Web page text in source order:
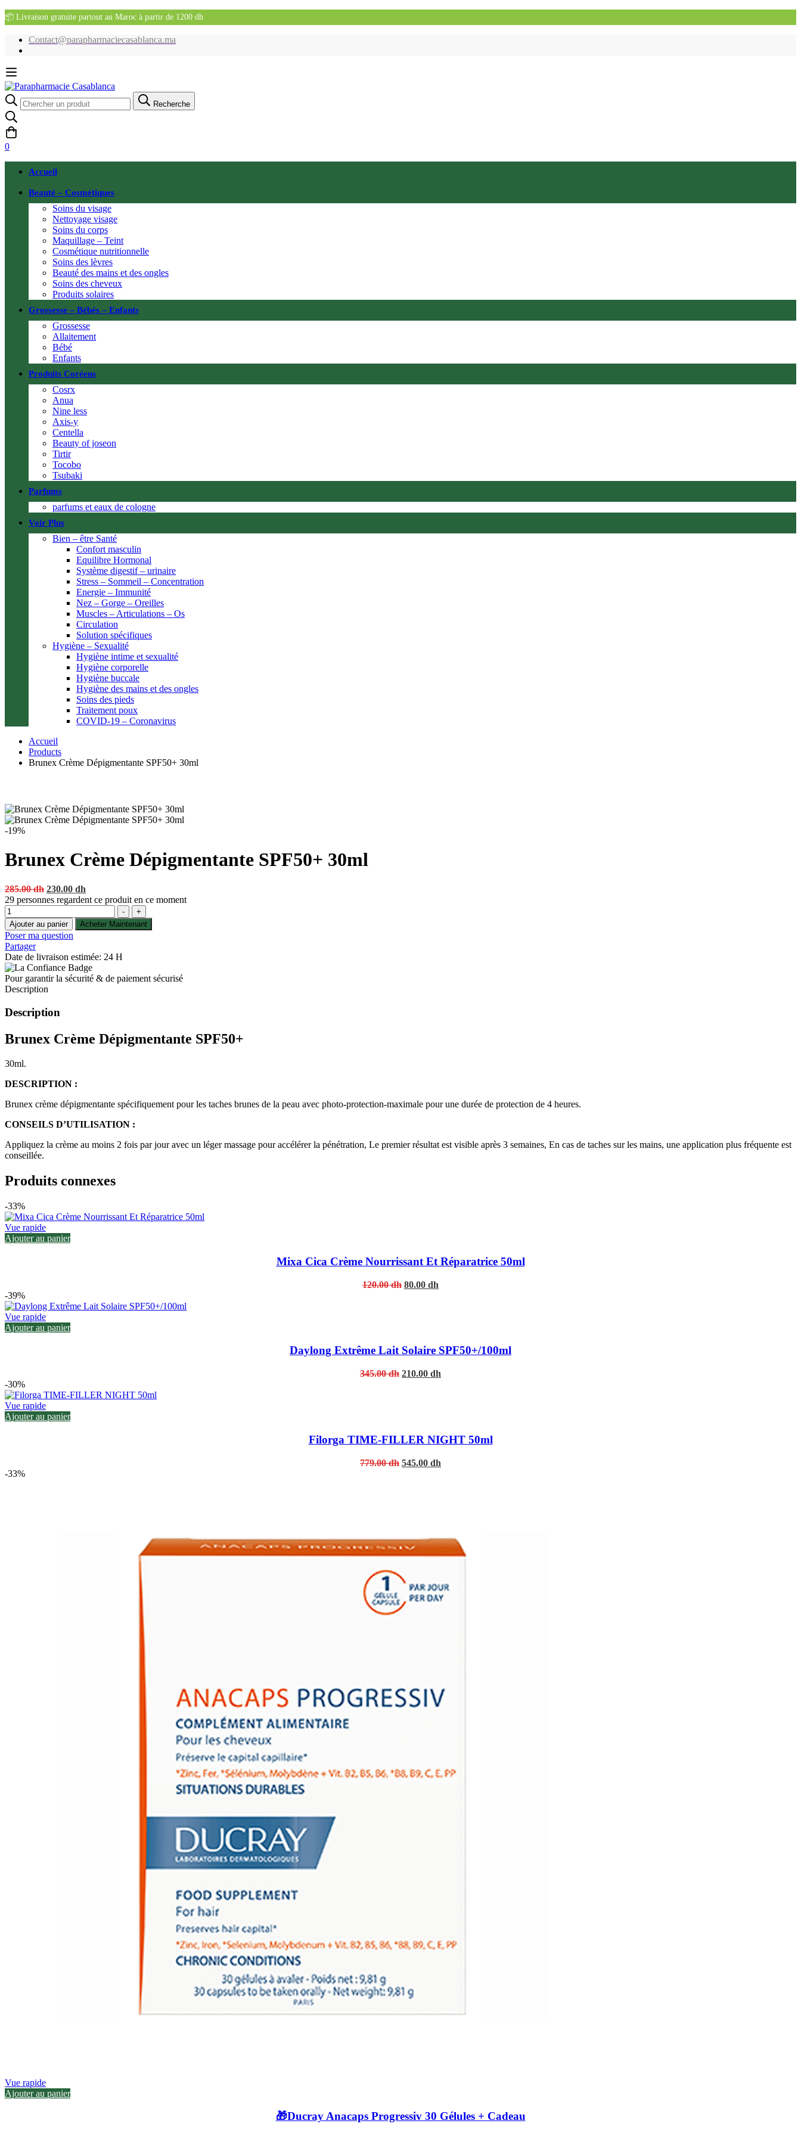
📦 Livraison gratuite partout au Maroc à partir de 1200 dh
Contact@parapharmaciecasablanca.ma
Recherche
pour:
Recherche
0
Accueil
Beauté – Cosmétiques
Soins du visage
Nettoyage visage
Soins du corps
Maquillage – Teint
Cosmétique nutritionnelle
Soins des lèvres
Beauté des mains et des ongles
Soins des cheveux
Produits solaires
Grossesse – Bébés – Enfants
Grossesse
Allaitement
Bébé
Enfants
Produits Coréens
Cosrx
Anua
Nine less
Axis-y
Centella
Beauty of joseon
Tirtir
Tocobo
Tsubaki
Parfums
parfums et eaux de cologne
Voir Plus
Bien – être Santé
Confort masculin
Equilibre Hormonal
Système digestif – urinaire
Stress – Sommeil – Concentration
Energie – Immunité
Nez – Gorge – Oreilles
Muscles – Articulations – Os
Circulation
Solution spécifiques
Hygiène – Sexualité
Hygiène intime et sexualité
Hygiène corporelle
Hygiène buccale
Hygiène des mains et des ongles
Soins des pieds
Traitement poux
COVID-19 – Coronavirus
Accueil
Products
Brunex Crème Dépigmentante SPF50+ 30ml
-19%
Brunex Crème Dépigmentante SPF50+ 30ml
285.00dh Original
price
285.00 dh.
230.00 dh
price
230.00 dh.
29 personnes regardent ce produit en ce moment
Quantité
-
+
Ajouter au panier
Acheter Maintenant
Poser ma question
Partager
Date de livraison estimée: 24 H
Pour garantir la sécurité & de paiement sécurisé
Description
Description
Brunex Crème Dépigmentante SPF50+
30ml.
DESCRIPTION :
Brunex crème dépigmentante spécifiquement pour les taches brunes de la peau avec photo-protection-maximale pour une durée de protection de 4 heures.
CONSEILS D’UTILISATION :
Appliquez la crème au moins 2 fois par jour avec un léger massage pour accélérer la pénétration, Le premier résultat est visible après 3 semaines, En cas de taches sur les mains, une application plus fréquente est
conseillée.
Produits connexes
-33%
Vue rapide
Ajouter au panier
Mixa Cica Crème Nourrissant Et Réparatrice 50ml
120.00dh Original
80.00 dh
-39%
Vue rapide
Ajouter au panier
Daylong Extrême Lait Solaire SPF50+/100ml
345.00dh Original
210.00 dh
-30%
Vue rapide
Ajouter au panier
Filorga TIME-FILLER NIGHT 50ml
779.00dh Original
545.00 dh
-33%
Vue rapide
Ajouter au panier
🎁Ducray Anacaps Progressiv 30 Gélules + Cadeau